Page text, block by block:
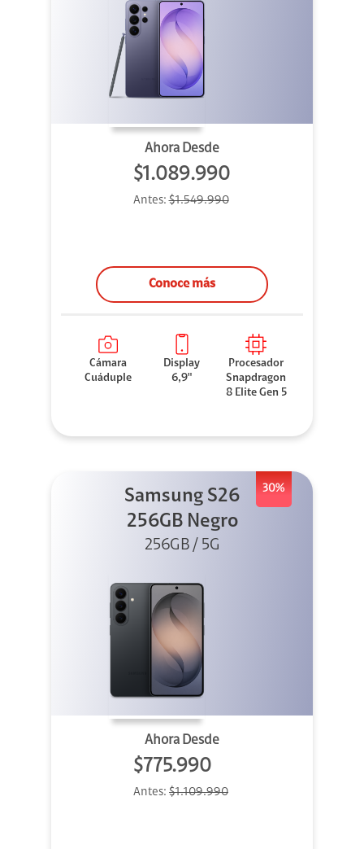
Ahora Desde
$1.089.990
Antes:$1.549.990
Conoce más
Cámara
Cuáduple
Display
6,9"
Procesador
Snapdragon
8 Elite Gen 5
30%
Samsung S26
256GB Negro
256GB / 5G
Ahora Desde
$775.990
Antes: $1.109.990